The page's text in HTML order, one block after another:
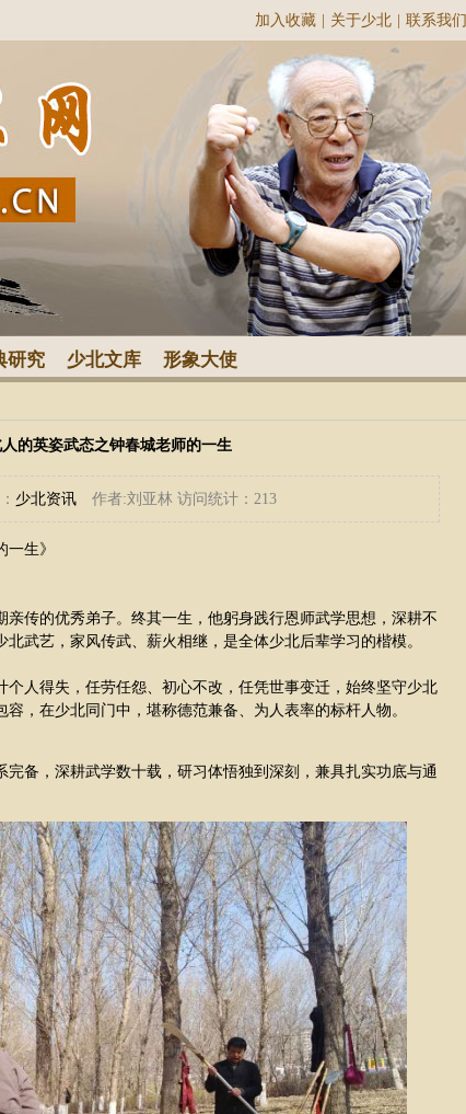
加入收藏 关于少北 联系我们
研究 少北文库 形象大使
的英姿武态之钟春城老师的一生
少北资讯作者:刘亚林 访问统计： 213
生》
传的优秀弟子。终其一生，他躬身践行恩师武学思想，深耕不
武艺，家风传武、薪火相继，是全体少北后辈学习的楷模。
人得失，任劳任怨、初心不改，任凭世事变迁，始终坚守少北
，在少北同门中，堪称德范兼备、为人表率的标杆人物。
备，深耕武学数十载，研习体悟独到深刻，兼具扎实功底与通